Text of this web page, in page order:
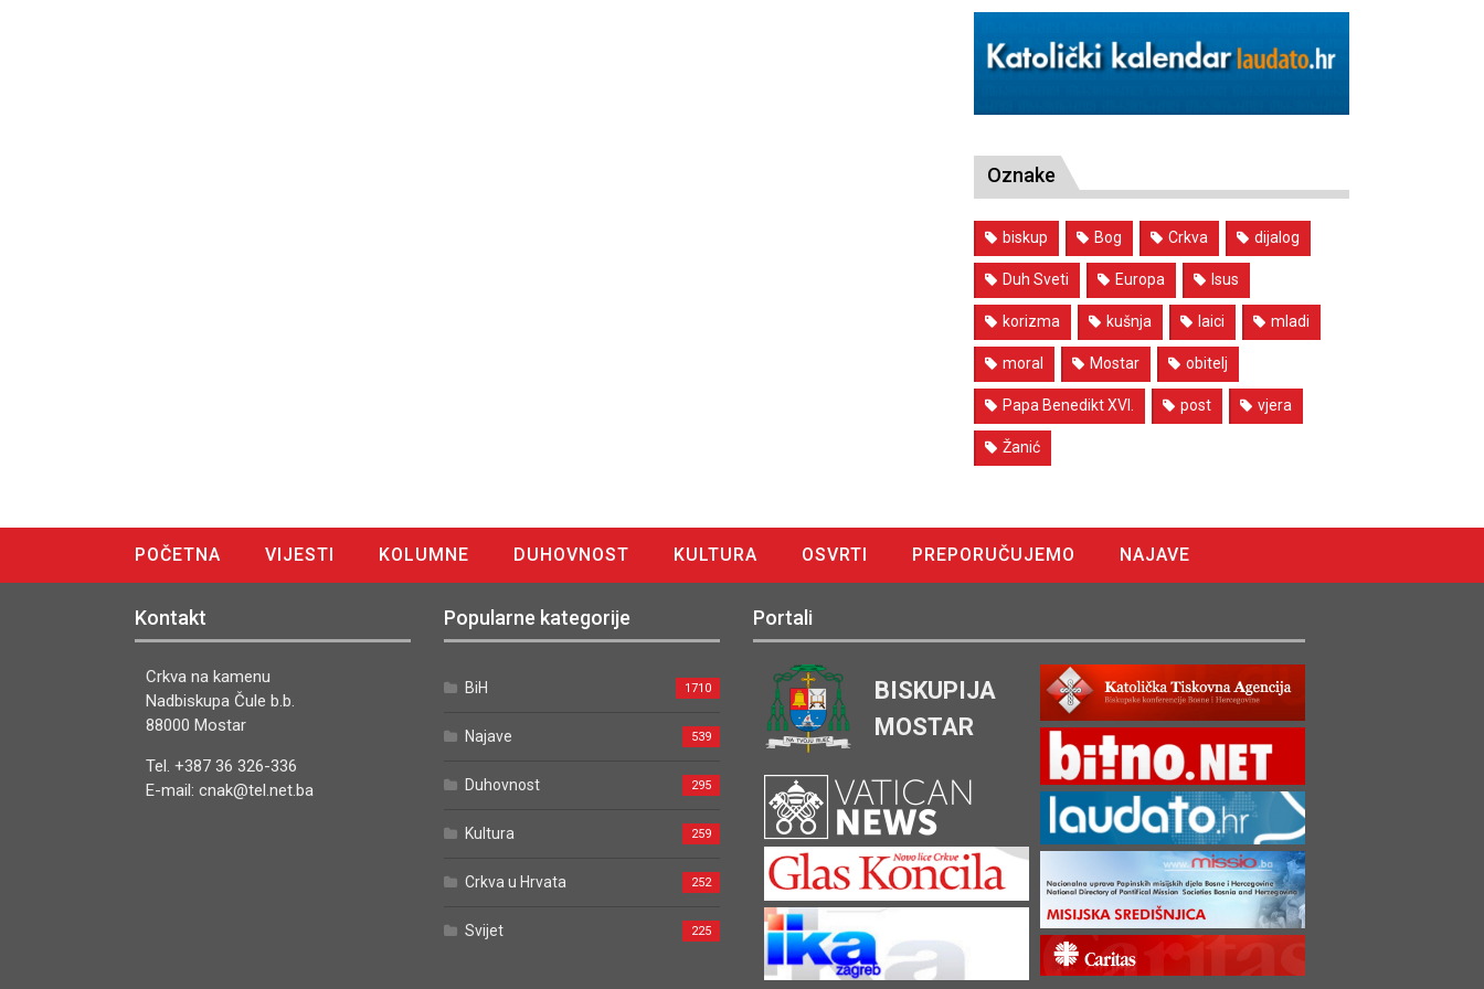
Oznake
biskup Bog Crkva dijalog
Duh Sveti Europa Isus
korizma kušnja laici mladi
moral Mostar obitelj
Papa Benedikt XVI. post vjera
Žanić
POČETNA VIJESTI KOLUMNE DUHOVNOST KULTURA OSVRTI PREPORUČUJEMO
NAJAVE
Kontakt
Crkva na kamenu
Nadbiskupa Čule b.b.
88000 Mostar
Tel. +387 36 326-336
E-mail: cnak@tel.net.ba
Popularne kategorije
BiH 1710
Najave 539
Duhovnost 295
Kultura 259
Crkva u Hrvata 252
Svijet 225
Portali
BISKUPIJA
MOSTAR